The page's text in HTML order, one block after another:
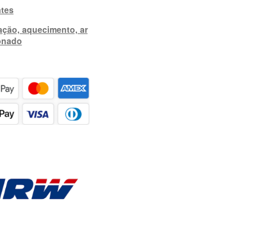
aquecimento, ar